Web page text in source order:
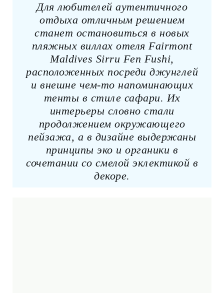
Для любителей аутентичного
отдыха отличным решением
станет остановиться в новых
пляжных виллах отеля Fairmont
Maldives Sirru Fen Fushi,
расположенных посреди джунглей
и внешне чем-то напоминающих
тенты в стиле сафари. Их
интерьеры словно стали
продолжением окружающего
пейзажа, а в дизайне выдержаны
принципы эко и органики в
сочетании со смелой эклектикой в
декоре.